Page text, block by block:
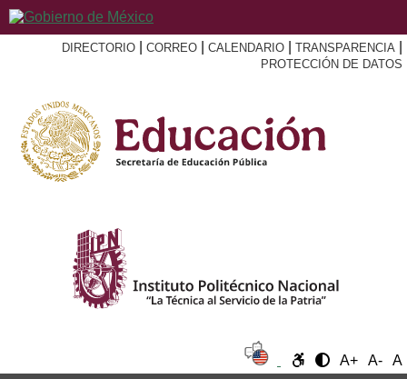
DIRECTORIO CORREO CALENDARIO TRANSPARENCIA
PROTECCIÓN DE DATOS
A+ A- A